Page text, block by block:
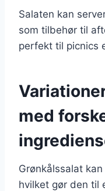
Salaten kan
som tilbehør til
perfekt til picnics
med
Grønkålssalat
hvilket gør den til